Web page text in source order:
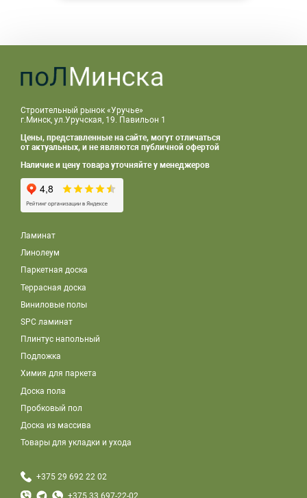
Строительный рынок «Уручье»
г.Минск, ул.Уручская, 19. Павильон 1
Цены, представленные на сайте, могут отличаться
от актуальных, и не являются публичной офертой
Наличие и цену товара уточняйте у менеджеров
Ламинат
Линолеум
Паркетная доска
Террасная доска
Виниловые полы
SPC ламинат
Плинтус напольный
Подложка
Химия для паркета
Доска пола
Пробковый пол
Доска из массива
Товары для укладки и ухода
+375 29 692 22 02